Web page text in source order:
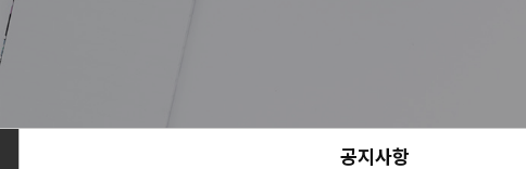
공지사항